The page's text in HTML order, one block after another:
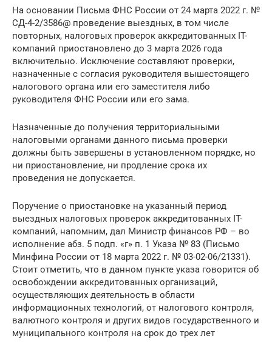
На основании Письма ФНС России от 24 марта 2022 г. №
СД-4-2/3586@ проведение выездных, в том числе
повторных, налоговых проверок аккредитованных IT-
компаний приостановлено до 3 марта 2026 года
включительно. Исключение составляют проверки,
назначенные с согласия руководителя вышестоящего
налогового органа или его заместителя либо
руководителя ФНС России или его зама.
Назначенные до получения территориальными
налоговыми органами данного письма проверки
должны быть завершены в установленном порядке, но
ни приостановление, ни продление срока их
проведения не допускается.
Поручение о приостановке на указанный период
выездных налоговых проверок аккредитованных IT-
компаний, напомним, дал Министр финансов РФ – во
исполнение абз. 5 подп. «г» п. 1 Указа № 83 (Письмо
Минфина России от 18 марта 2022 г. № 03-02-06/21331).
Стоит отметить, что в данном пункте указа говорится об
освобождении аккредитованных организаций,
осуществляющих деятельность в области
информационных технологий, от налогового контроля,
валютного контроля и других видов государственного и
муниципального контроля на срок до трех лет